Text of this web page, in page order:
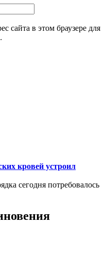
сайта в этом браузере для
кровей устроил
сегодня потребовалось